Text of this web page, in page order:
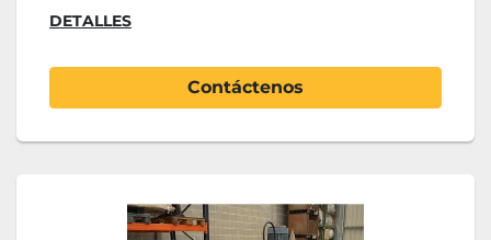
DETALLES
Contáctenos